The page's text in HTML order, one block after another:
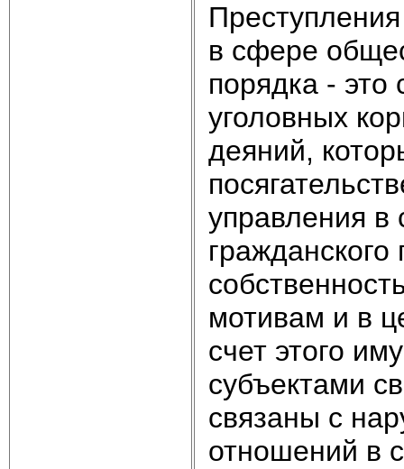
в сфере
порядка -
уголовных
деяний,
управления в
мотивам и в
счет этого
субъектами
связаны с
отношений в